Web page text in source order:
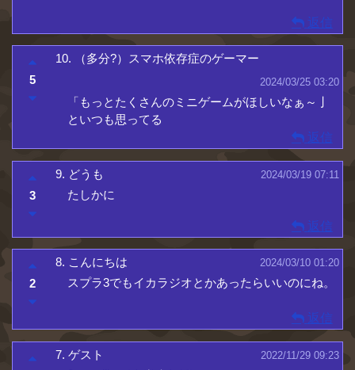
返信
10. （多分?）スマホ依存症のゲーマー
2024/03/25 03:20
「もっとたくさんのミニゲームがほしいなぁ～亅
といつも思ってる
5
返信
9. どうも 2024/03/19 07:11
たしかに
3
返信
8. こんにちは 2024/03/10 01:20
スプラ3でもイカラジオとかあったらいいのにね。
2
返信
7.ゲスト 2022/11/29 09:23